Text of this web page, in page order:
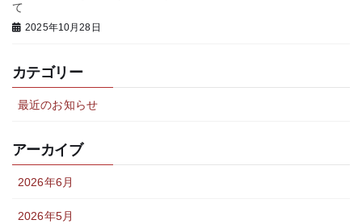
て
2025年10月28日
カテゴリー
最近のお知らせ
アーカイブ
2026年6月
2026年5月